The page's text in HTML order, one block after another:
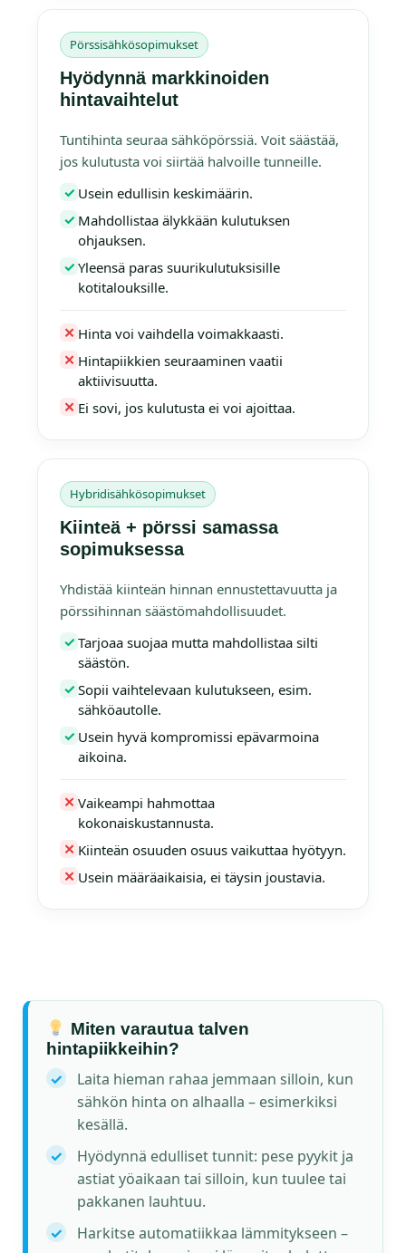
Pörssisähkösopimukset
Hyödynnä markkinoiden
hintavaihtelut
Tuntihinta seuraa sähköpörssiä. Voit säästää,
jos kulutusta voi siirtää halvoille tunneille.
✓ Usein edullisin keskimäärin.
✓ Mahdollistaa älykkään kulutuksen
ohjauksen.
✓Yleensä paras suurikulutuksisille
kotitalouksille.
✕ Hinta voi vaihdella voimakkaasti.
✕ Hintapiikkien seuraaminen vaatii
aktiivisuutta.
✕ Ei sovi, jos kulutusta ei voi ajoittaa.
Hybridisähkösopimukset
Kiinteä + pörssi samassa
sopimuksessa
Yhdistää kiinteän hinnan ennustettavuutta ja
pörssihinnan säästömahdollisuudet.
✓Tarjoaa suojaa mutta mahdollistaa silti
säästön.
✓Sopii vaihtelevaan kulutukseen, esim.
sähköautolle.
✓ Usein hyvä kompromissi epävarmoina
aikoina.
✕ Vaikeampi hahmottaa
kokonaiskustannusta.
✕ Kiinteän osuuden osuus vaikuttaa hyötyyn.
✕ Usein määräaikaisia, ei täysin joustavia.
Miten varautua talven
hintapiikkeihin?
✓
Laita hieman rahaa jemmaan silloin, kun
sähkön hinta on alhaalla – esimerkiksi
kesällä.
✓
Hyödynnä edulliset tunnit: pese pyykit ja
astiat yöaikaan tai silloin, kun tuulee tai
pakkanen lauhtuu.
✓
Harkitse automatiikkaa lämmitykseen –